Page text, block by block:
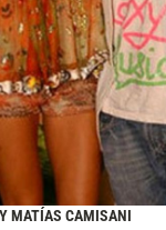
MATÍAS CAMISANI